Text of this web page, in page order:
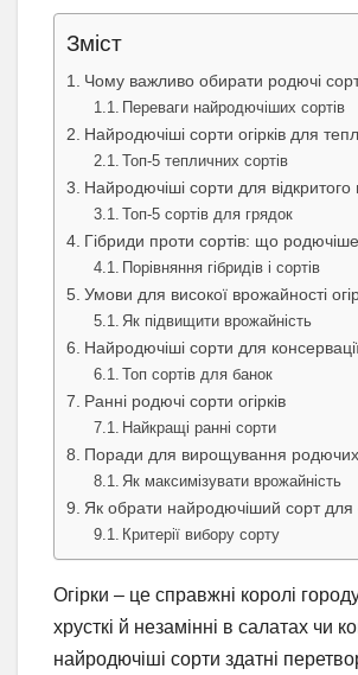
Зміст
Чому важливо обирати родючі
Переваги найродючіших сортів
Найродючіші сорти огірків для
Топ-5 тепличних сортів
Найродючіші сорти для відкритого
Топ-5 сортів для грядок
Гібриди проти сортів: що родючіше
Порівняння гібридів і сортів
Умови для високої врожайності
Як підвищити врожайність
Найродючіші сорти для
Топ сортів для банок
Ранні родючі сорти огірків
Найкращі ранні сорти
Поради для вирощування родючих
Як максимізувати врожайність
Як обрати найродючіший сорт для
Критерії вибору сорту
Огірки – це справжні королі
хрусткі й незамінні в салатах чи
найродючіші сорти здатні